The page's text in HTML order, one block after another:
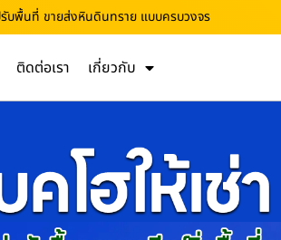
บพื้นที่ ขายส่งหินดินทราย แบบครบวงจร
ติดต่อเรา เกี่ยวกับ